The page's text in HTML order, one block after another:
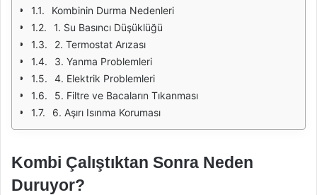
Kombinin Durma Nedenleri
1. Su Basıncı Düşüklüğü
2. Termostat Arızası
3. Yanma Problemleri
4. Elektrik Problemleri
5. Filtre ve Bacaların Tıkanması
6. Aşırı Isınma Koruması
Kombi Çalıştıktan Sonra Neden
Duruyor?